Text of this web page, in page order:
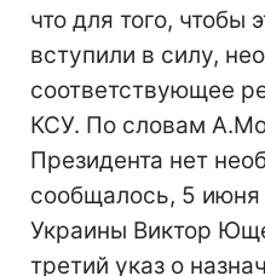
что для того, чтобы
вступили в силу,
соответствующее
КСУ. По словам
Президента нет
сообщалось, 5 июня
Украины Виктор
третий указ о